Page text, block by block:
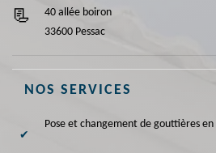
40 allée boiron
33600 Pessac
NOS SERVICES
Pose et changement de gouttières